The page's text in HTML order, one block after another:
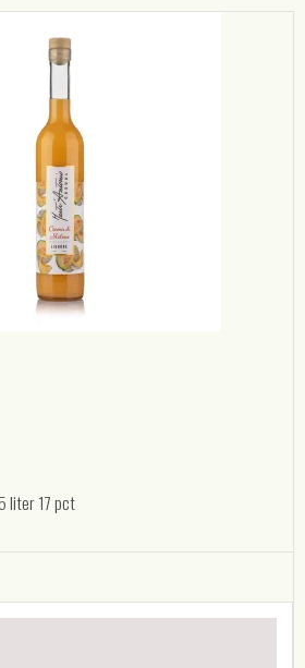
liter 17 pct